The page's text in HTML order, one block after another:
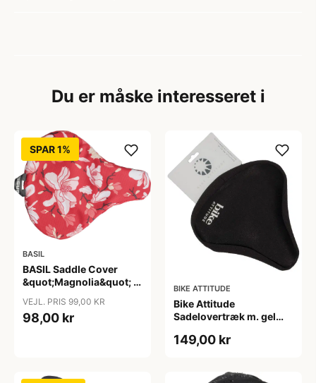
Du er måske interesseret i
SPAR 1%
BASIL
BASIL Saddle Cover
&quot;Magnolia&quot; -
VEJL. PRIS 99,00 KR
98,00 kr
BIKE ATTITUDE
Bike Attitude
Sadelovertræk m. gel
149,00 kr